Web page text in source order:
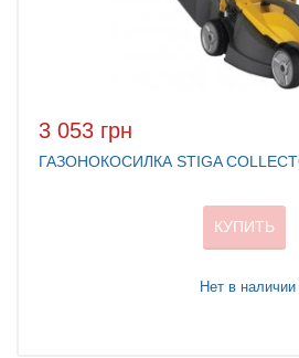
3 053 грн
ГАЗОНОКОСИЛКА STIGA
КУПИТЬ
Нет в наличии